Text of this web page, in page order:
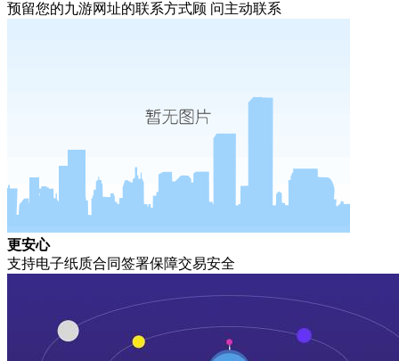
预留您的九游网址的联系方式顾 问主动联系
更安心
支持电子纸质合同签署保障交易安全